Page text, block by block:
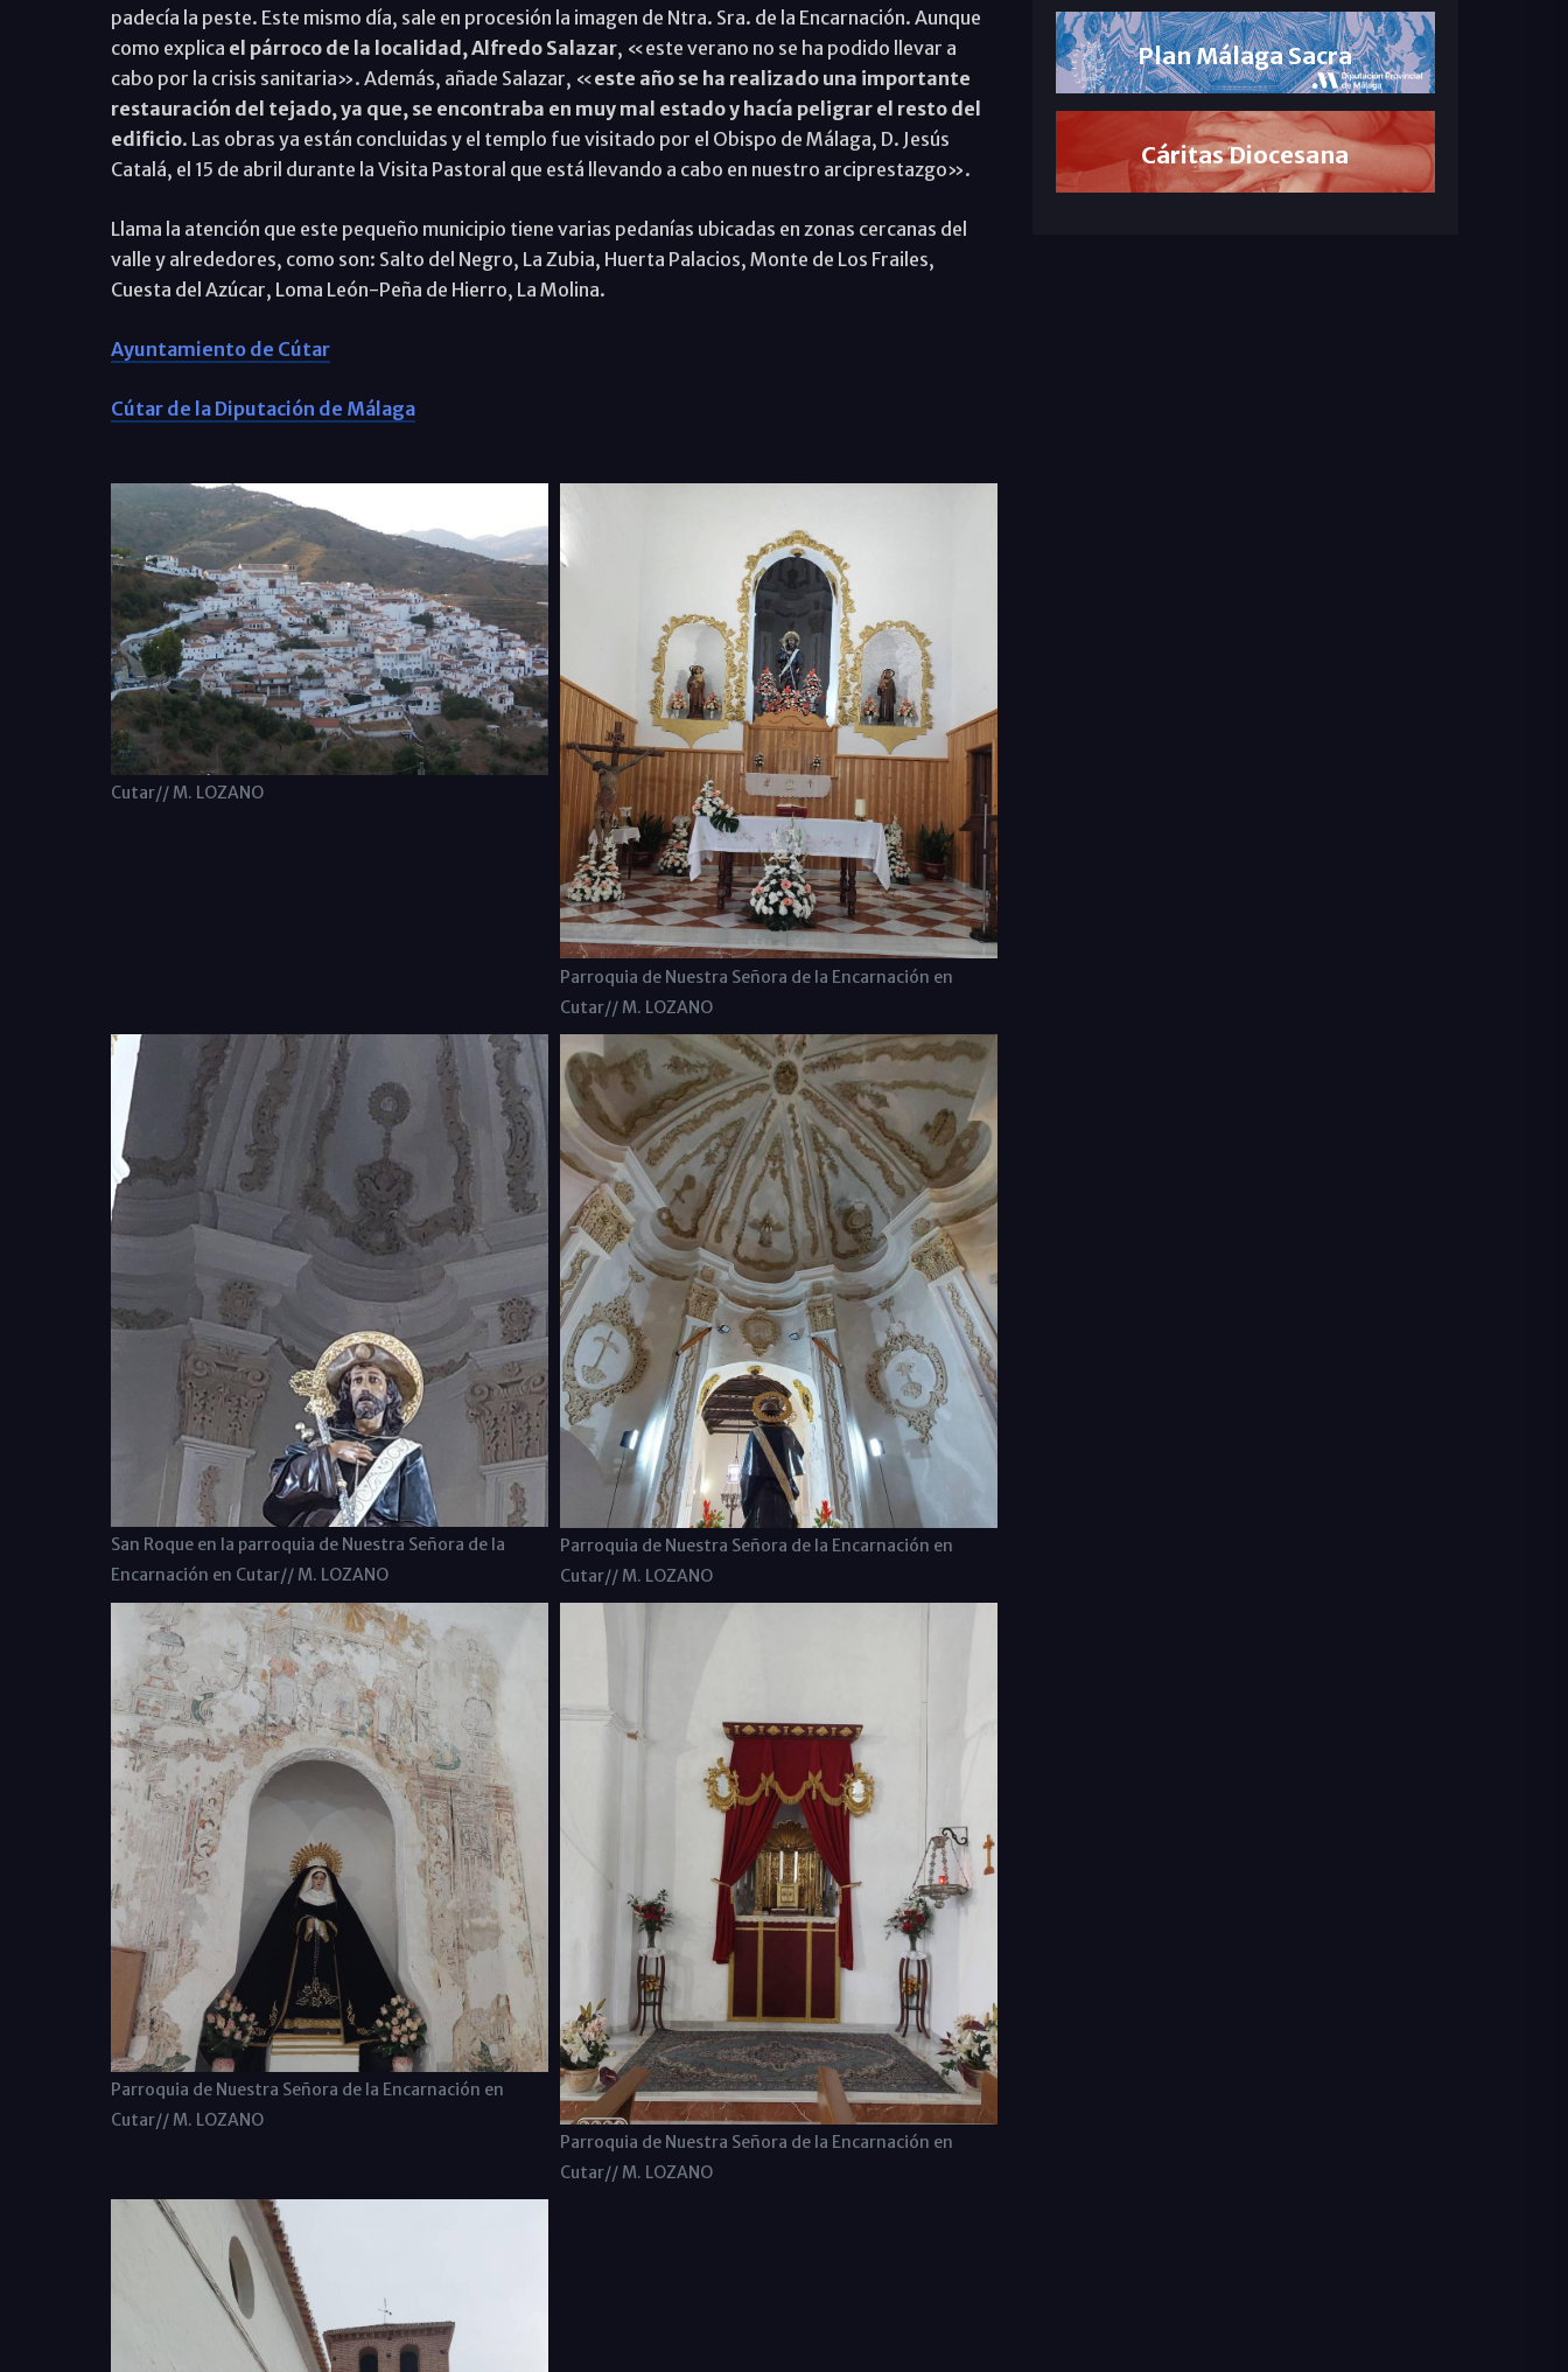
padecía la peste. Este mismo día, sale en procesión la imagen de Ntra. Sra. de la Encarnación. Aunque
como explica el párroco de la localidad, Alfredo Salazar, «este verano no se ha podido llevar a
cabo por la crisis sanitaria». Además, añade Salazar, «este año se ha realizado una importante
restauración del tejado, ya que, se encontraba en muy mal estado y hacía peligrar el resto del
edificio. Las obras ya están concluidas y el templo fue visitado por el Obispo de Málaga, D. Jesús
Catalá, el 15 de abril durante la Visita Pastoral que está llevando a cabo en nuestro arciprestazgo».
Llama la atención que este pequeño municipio tiene varias pedanías ubicadas en zonas cercanas del
valle y alrededores, como son: Salto del Negro, La Zubia, Huerta Palacios, Monte de Los Frailes,
Cuesta del Azúcar, Loma León-Peña de Hierro, La Molina.
Ayuntamiento de Cútar
Cútar de la Diputación de Málaga
Cutar// M. LOZANO
Parroquia de Nuestra Señora de la Encarnación en
Cutar// M. LOZANO
San Roque en la parroquia de Nuestra Señora de la
Encarnación en Cutar// M. LOZANO
Parroquia de Nuestra Señora de la Encarnación en
Cutar// M. LOZANO
Parroquia de Nuestra Señora de la Encarnación en
Cutar// M. LOZANO
Parroquia de Nuestra Señora de la Encarnación en
Cutar// M. LOZANO
Plan Málaga Sacra
Cáritas Diocesana